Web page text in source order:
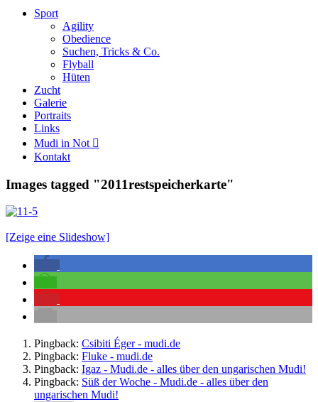
Sport
Agility
Obedience
Suchen, Tricks & Co.
Flyball
Hüten
Zucht
Galerie
Portraits
Links
Mudi in Not
Kontakt
Images tagged "2011restspeicherkarte"
[Zeige eine Slideshow]
Pingback: Csibiti Éger - mudi.de
Pingback: Fluke - mudi.de
Pingback: Igaz - Mudi.de - alles über den ungarischen Mudi!
Pingback: Süß der Woche - Mudi.de - alles über den
ungarischen Mudi!